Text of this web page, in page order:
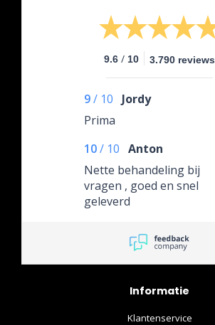
9.6 / 10 3.790 reviews
9/ 10
Jordy
Prima
10/ 10 Anton
Nette behandeling bij
vragen , goed en snel
geleverd
Informatie
Klantenservice